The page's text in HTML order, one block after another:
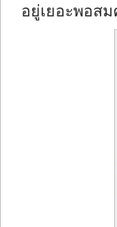
อยู่เยอะพอส